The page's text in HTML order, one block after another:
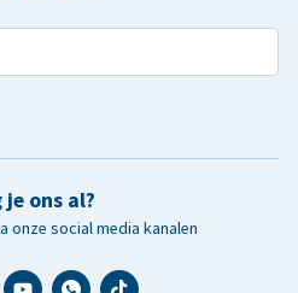
je ons al?
onze social media kanalen